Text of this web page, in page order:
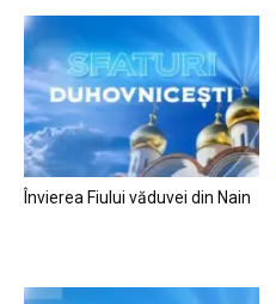
Învierea Fiului văduvei din Nain